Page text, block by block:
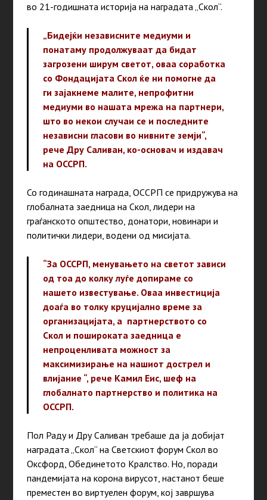
во 21-годишната историја на наградата „Скол“.
„Бидејќи независните медиуми и
понатаму продолжуваат да бидат
загрозени ширум светот, оваа соработка
со Фондацијата Скол ќе ни помогне да
ги зајакнеме малите, непрофитни
медиуми во нашата мрежа на партнери,
што во некои случаи се и последните
независни гласови во нивните земји“,
рече Дру Саливан, ко-основач и издавач
на ОССРП.
Со годинашната награда, OССРП се придружува на
глобалната заедница на Скол, лидери на
граѓанското општество, донатори, новинари и
политички лидери, водени од мисијата.
“За ОССРП, менувањето на светот зависи
од тоа до колку луѓе допираме со
нашето известување. Оваа инвестиција
доаѓа во толку круцијално време за
организацијата, а партнерството со
Скол и пошироката заедница е
непроценливата можност за
максимизирање на нашиот дострел и
влијание “, рече Камил Еис, шеф на
глобалнато партнерство и политика на
OССРП.
Пол Раду и Дру Саливан требаше да ја добијат
наградата „Скол“ на Светскиот форум Скол во
Оксфорд, Обединетото Кралство. Но, поради
пандемијата на корона вирусот, настанот беше
преместен во виртуелен форум, кој завршува